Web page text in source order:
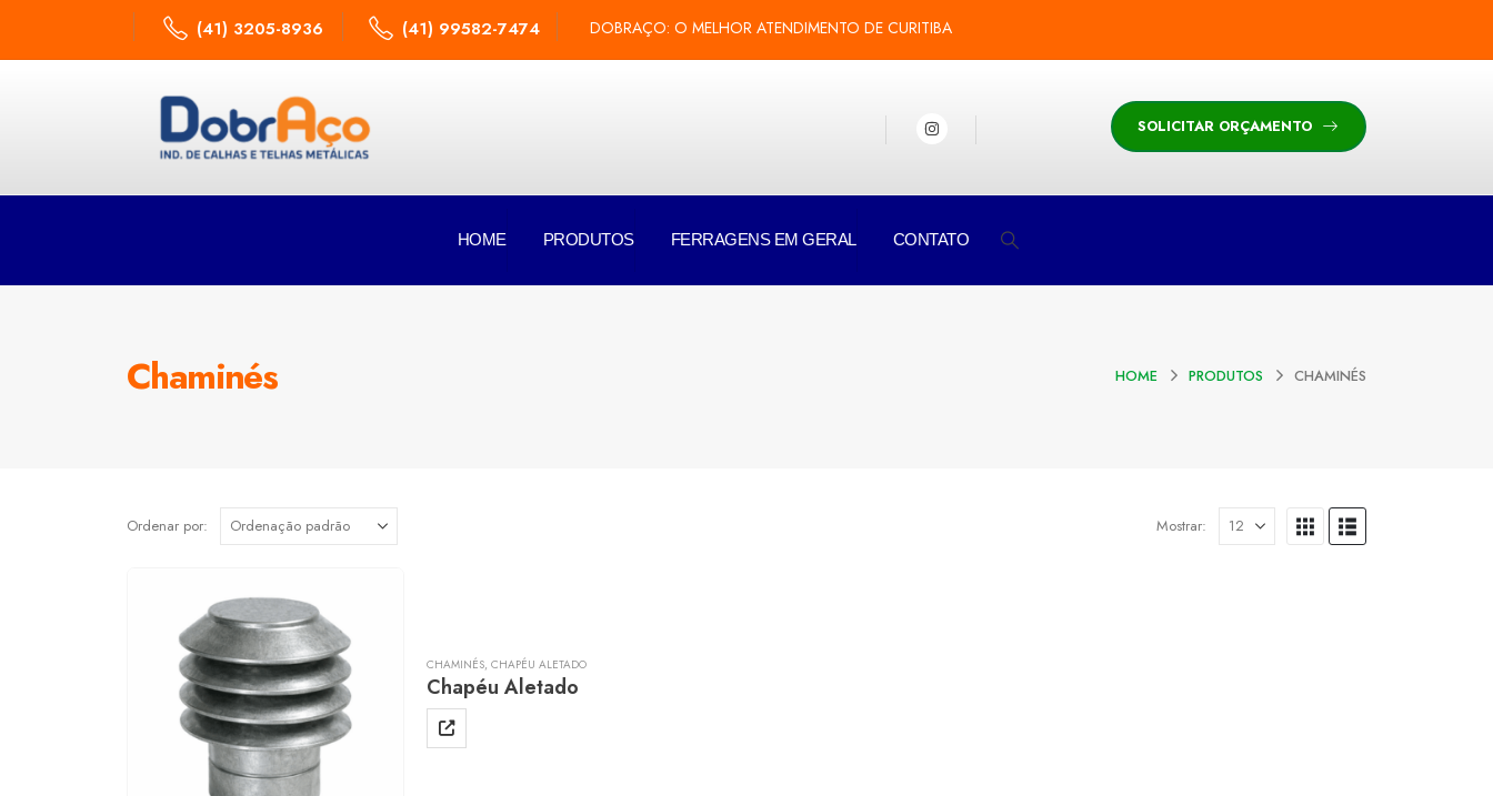
(41) 3205-8936 (41) 99582-7474 DOBRAÇO: O MELHOR ATENDIMENTO DE CURITIBA
SOLICITAR ORÇAMENTO
HOME PRODUTOS FERRAGENS EM GERAL CONTATO
Chaminés HOME PRODUTOS CHAMINÉS
Ordenar por: Mostrar:
CHAMINÉS, CHAPÉU ALETADO
Chapéu Aletado